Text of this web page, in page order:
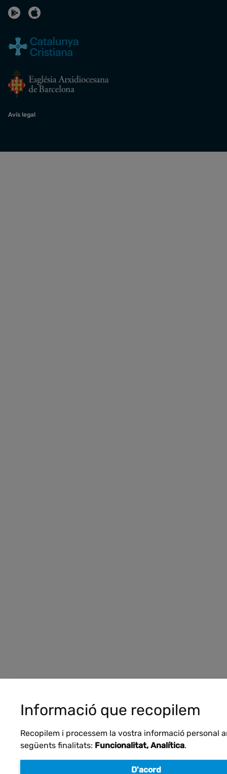
Avís legal
Informació que recopilem
Recopilem i processem la vostra informació personal
següents finalitats: Funcionalitat, Analítica.
D'acord